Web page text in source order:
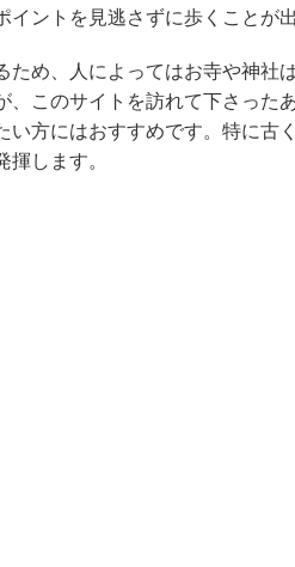
ントを見逃さずに歩くことが出
め、人によってはお寺や神社
、このサイトを訪れて下さった
い方にはおすすめです。特に古
します。